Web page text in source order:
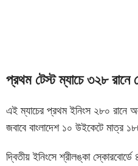
প্রথম টেস্ট ম্যাচে ৩২৮ রানে
এই ম্যাচের প্রথম ইনিংস ২৮০ রানে
জবাবে বাংলাদেশ ১০ উইকেটে মাত্র
দ্বিতীয় ইনিংসে শ্রীলঙ্কা